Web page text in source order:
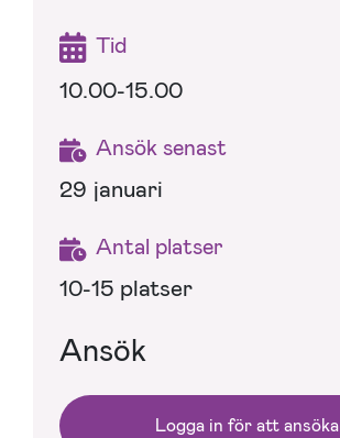
Tid
10.00-15.00
Ansök senast
29 januari
Antal platser
10-15 platser
Ansök
Logga in för att ansöka